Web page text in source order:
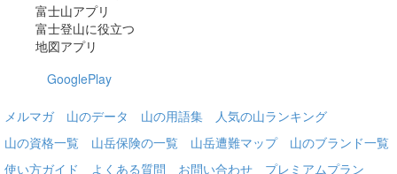
富士山アプリ
富士登山に役立つ
地図アプリ
GooglePlay
メルマガ 山のデータ 山の用語集
人気の山ランキング
山の資格一覧
山岳保険の一覧 山岳遭難マップ
山のブランド一覧
使い方ガイド
よくある質問 お問い合わせ プレミアムプラン